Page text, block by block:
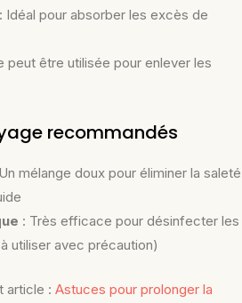
Idéal pour absorber les excès de
peut être utilisée pour enlever les
recommandés
mélange doux pour éliminer la saleté
: Très efficace pour désinfecter les
utiliser avec précaution)
article : Astuces pour prolonger la